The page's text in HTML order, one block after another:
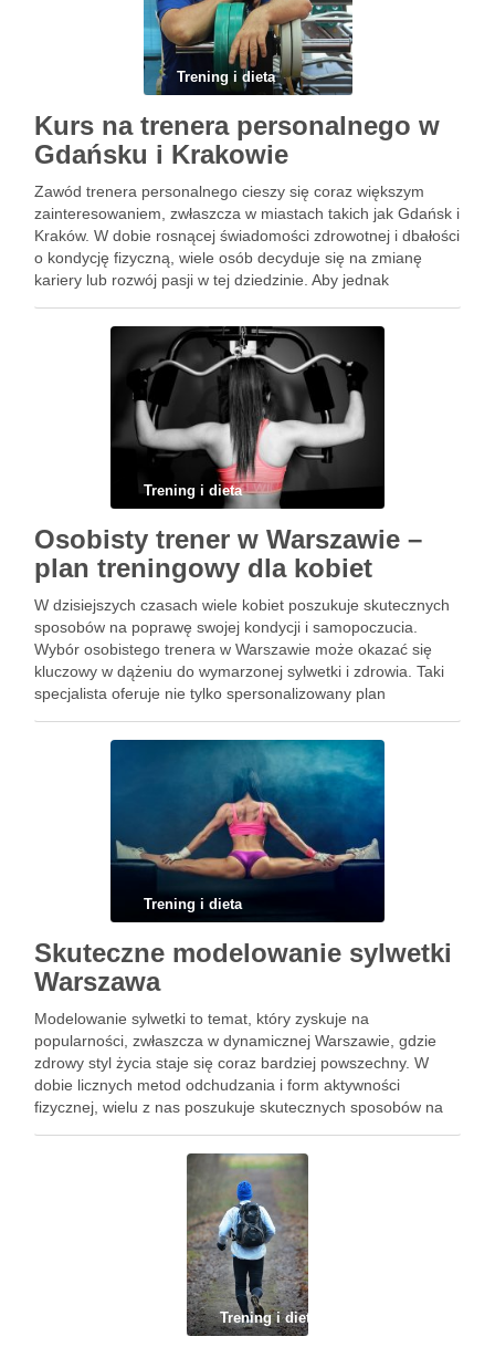
Trening i dieta
Kurs na trenera personalnego w
Gdańsku i Krakowie
Zawód trenera personalnego cieszy się coraz większym
zainteresowaniem, zwłaszcza w miastach takich jak Gdańsk i
Kraków. W dobie rosnącej świadomości zdrowotnej i dbałości
o kondycję fizyczną, wiele osób decyduje się na zmianę
kariery lub rozwój pasji w tej dziedzinie. Aby jednak
Trening i dieta
Osobisty trener w Warszawie –
plan treningowy dla kobiet
W dzisiejszych czasach wiele kobiet poszukuje skutecznych
sposobów na poprawę swojej kondycji i samopoczucia.
Wybór osobistego trenera w Warszawie może okazać się
kluczowy w dążeniu do wymarzonej sylwetki i zdrowia. Taki
specjalista oferuje nie tylko spersonalizowany plan
pomagają uniknąć kontuzji i osiągać zamierzone …
Trening i dieta
Skuteczne modelowanie sylwetki
Warszawa
Modelowanie sylwetki to temat, który zyskuje na
popularności, zwłaszcza w dynamicznej Warszawie, gdzie
zdrowy styl życia staje się coraz bardziej powszechny. W
dobie licznych metod odchudzania i form aktywności
fizycznej, wielu z nas poszukuje skutecznych sposobów na
różnorodne ćwiczenia i nowoczesne zabiegi estetyczne to
Trening i dieta